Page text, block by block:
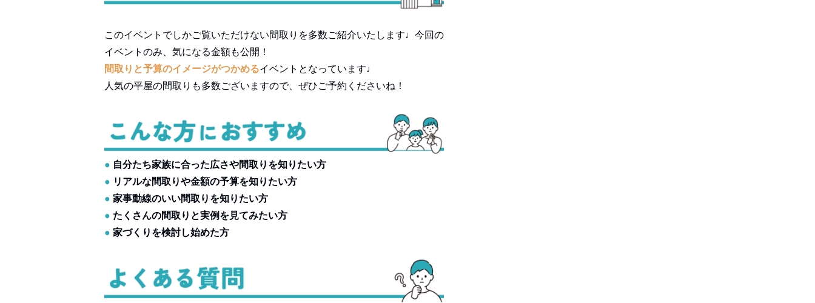
このイベントでしかご覧いただけない間取りを多数ご紹介いたします♩今回の
イベントのみ、気になる金額も公開！
間取りと予算のイメージがつかめるイベントとなっています♩
人気の平屋の間取りも多数ございますので、ぜひご予約くださいね！
● 自分たち家族に合った広さや間取りを知りたい方
● リアルな間取りや金額の予算を知りたい方
● 家事動線のいい間取りを知りたい方
● たくさんの間取りと実例を見てみたい方
● 家づくりを検討し始めた方